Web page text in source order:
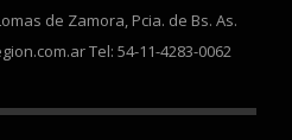
de Zamora, Pcia. de Bs. As.
Tel: 54-11-4283-0062